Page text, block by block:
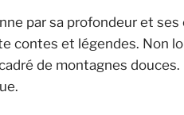
par sa profondeur et
contes et légendes. Non
de montagnes douces.